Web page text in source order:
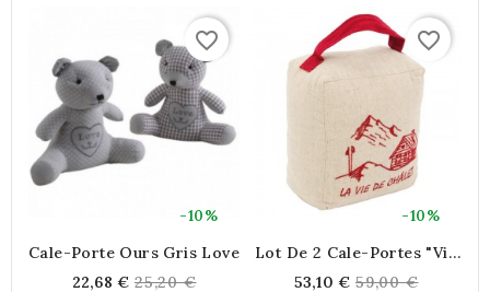
-10%
favorite_border
Cale-Porte Ours Gris Love
22,68 € Regular
25,20 €
-10%
favorite_border
Lot De 2 Cale-Portes "Vie
53,10 € Regular
59,00 €